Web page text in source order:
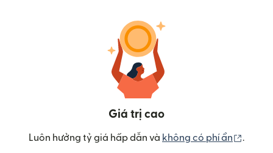
Giá trị cao
Luôn hưởng tỷ giá hấp dẫn và không có phí ẩn .